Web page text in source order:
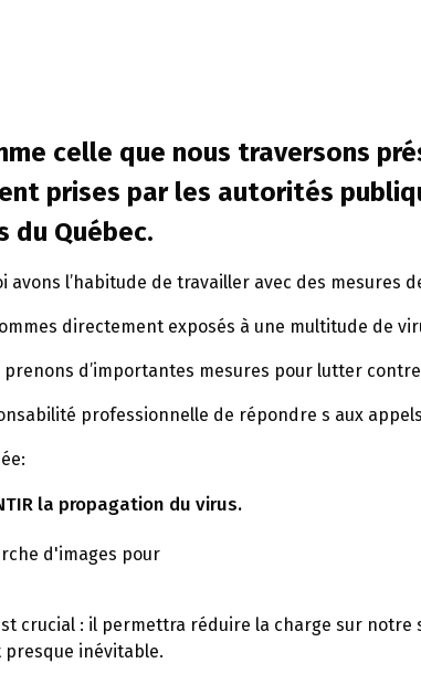
celle que nous traversons
prises par les autorités
du Québec.
avons l’habitude de travailler avec des mesures
directement exposés à une multitude de
d’importantes mesures pour lutter
professionnelle de répondre s aux
la propagation du virus.
crucial : il permettra réduire la charge sur notre
presque inévitable.